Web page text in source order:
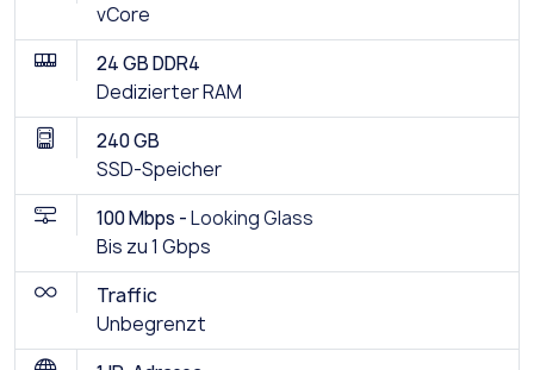
vCore
24 GB DDR4
Dedizierter RAM
240 GB
SSD-Speicher
100 Mbps -Looking Glass
Bis zu 1 Gbps
Traffic
Unbegrenzt